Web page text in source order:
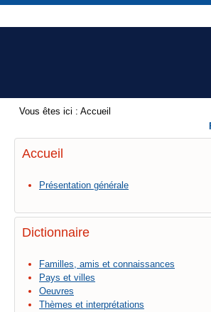
Vous êtes ici : Accueil
Accueil
Présentation générale
Dictionnaire
Familles, amis et connaissances
Pays et villes
Oeuvres
Thèmes et interprétations